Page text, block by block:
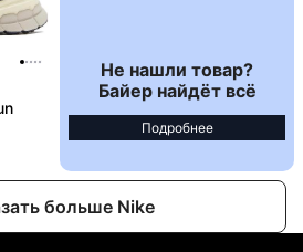
Не нашли товар?
Байер найдёт всё
Подробнее
больше Nike